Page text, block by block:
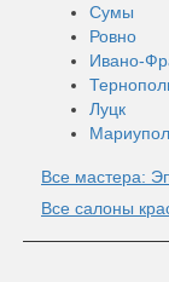
Сумы
Ровно
Ивано-
Луцк
Все мастера:
Все салоны